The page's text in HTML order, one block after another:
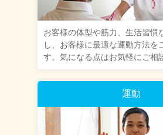
お客様の体型や筋力、生活習慣
し、お客様に最適な運動方法を
す。気になる点はお気軽にご相
運動